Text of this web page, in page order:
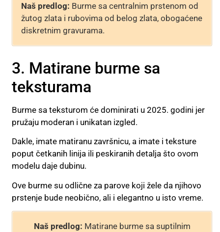
Naš predlog: Burme sa centralnim prstenom od
žutog zlata i rubovima od belog zlata, obogaćene
diskretnim gravurama.
3. Matirane burme sa
teksturama
Burme sa teksturom će dominirati u 2025. godini jer
pružaju moderan i unikatan izgled.
Dakle, imate matiranu završnicu, a imate i teksture
poput četkanih linija ili peskiranih detalja što ovom
modelu daje dubinu.
Ove burme su odlične za parove koji žele da njihovo
prstenje bude neobično, ali i elegantno u isto vreme.
Naš predlog: Matirane burme sa suptilnim